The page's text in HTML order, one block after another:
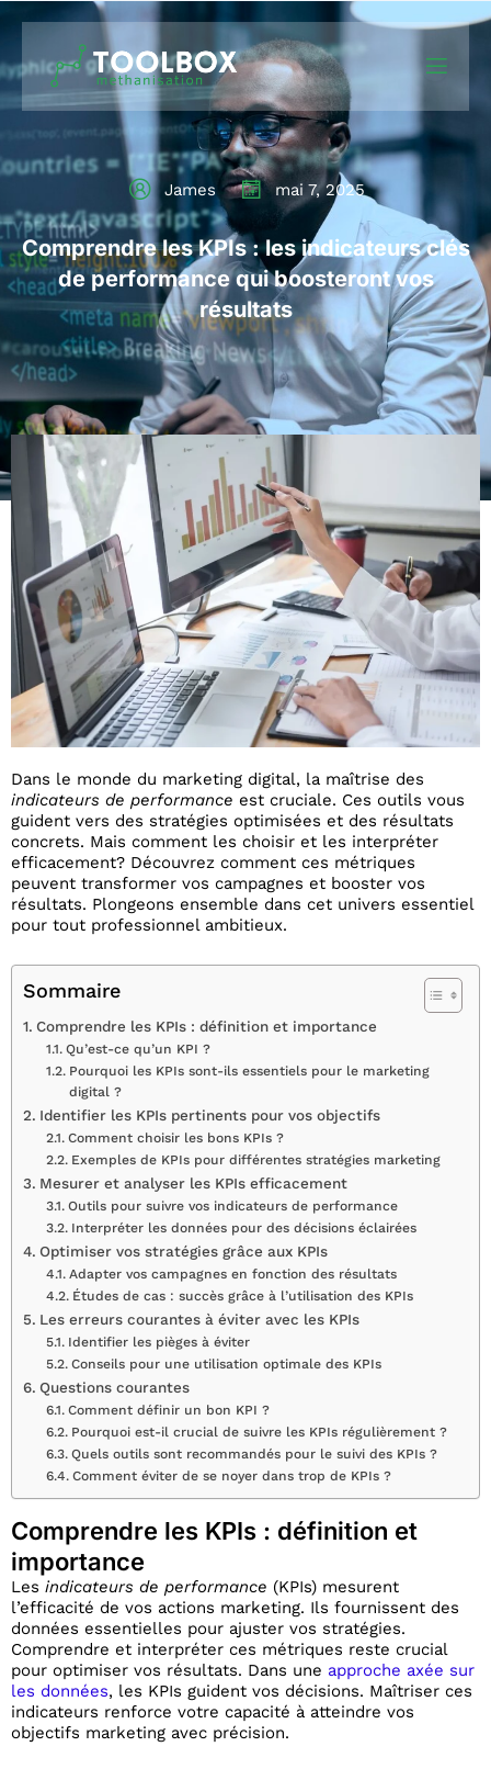
James mai 7, 2025
Comprendre les KPIs : les indicateurs clés
de performance qui boosteront vos
résultats
Dans le monde du marketing digital, la maîtrise des
indicateurs de performance est cruciale. Ces outils vous
guident vers des stratégies optimisées et des résultats
concrets. Mais comment les choisir et les interpréter
efficacement? Découvrez comment ces métriques
peuvent transformer vos campagnes et booster vos
résultats. Plongeons ensemble dans cet univers essentiel
pour tout professionnel ambitieux.
Sommaire
Comprendre les KPIs : définition et importance
Qu’est-ce qu’un KPI ?
Pourquoi les KPIs sont-ils essentiels pour le marketing
digital ?
Identifier les KPIs pertinents pour vos objectifs
Comment choisir les bons KPIs ?
Exemples de KPIs pour différentes stratégies marketing
Mesurer et analyser les KPIs efficacement
Outils pour suivre vos indicateurs de performance
Interpréter les données pour des décisions éclairées
Optimiser vos stratégies grâce aux KPIs
Adapter vos campagnes en fonction des résultats
Études de cas : succès grâce à l’utilisation des KPIs
Les erreurs courantes à éviter avec les KPIs
Identifier les pièges à éviter
Conseils pour une utilisation optimale des KPIs
Questions courantes
Comment définir un bon KPI ?
Pourquoi est-il crucial de suivre les KPIs régulièrement ?
Quels outils sont recommandés pour le suivi des KPIs ?
Comment éviter de se noyer dans trop de KPIs ?
Comprendre les KPIs : définition et
importance
Les indicateurs de performance (KPIs) mesurent
l’efficacité de vos actions marketing. Ils fournissent des
données essentielles pour ajuster vos stratégies.
Comprendre et interpréter ces métriques reste crucial
pour optimiser vos résultats. Dans une approche axée sur
les données, les KPIs guident vos décisions. Maîtriser ces
indicateurs renforce votre capacité à atteindre vos
objectifs marketing avec précision.